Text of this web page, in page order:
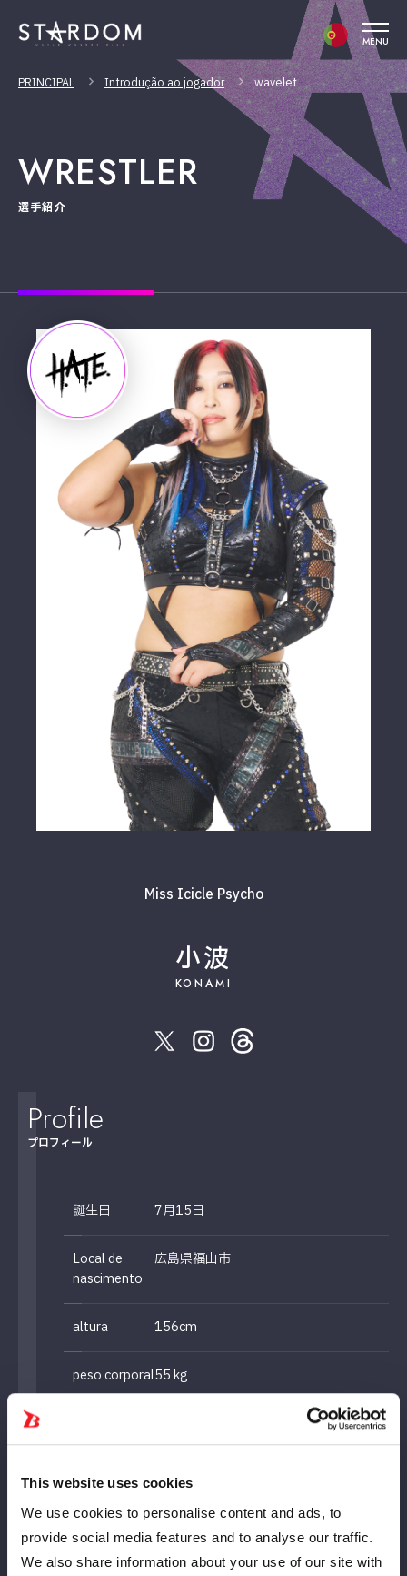
This website uses cookies
We use cookies to personalise content and ads, to
provide social media features and to analyse our traffic.
We also share information about your use of our site with
MENU
PRINCIPAL Introdução ao jogador wavelet
WRESTLER
選手紹介
Miss Icicle Psycho
小波
KONAMI
Profile
プロフィール
誕生日 7月15日
Local de
nascimento
広島県福山市
altura 156cm
peso corporal55 kg
estréia
2015年2月25日、後楽園ホール（vs華
名）
Especialidadeトライアングル・ランサー、トライア
ングル・アームロック、コナロック